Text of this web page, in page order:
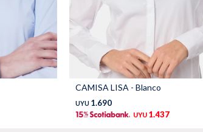
CAMISA LISA - Blanco
UYU 1.690
UYU 1.437